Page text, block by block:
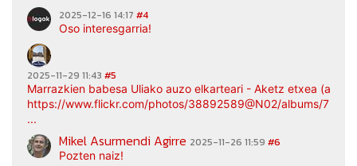
2025-12-16 14:17 #4
Oso interesgarria!
2025-11-29 11:43 #5
Marrazkien babesa Uliako auzo elkarteari - Aketz etxea
https://www.flickr.com/photos/38892589@N02/albums/
...
Mikel Asurmendi Agirre 2025-11-26 11:59 #6
Pozten naiz!